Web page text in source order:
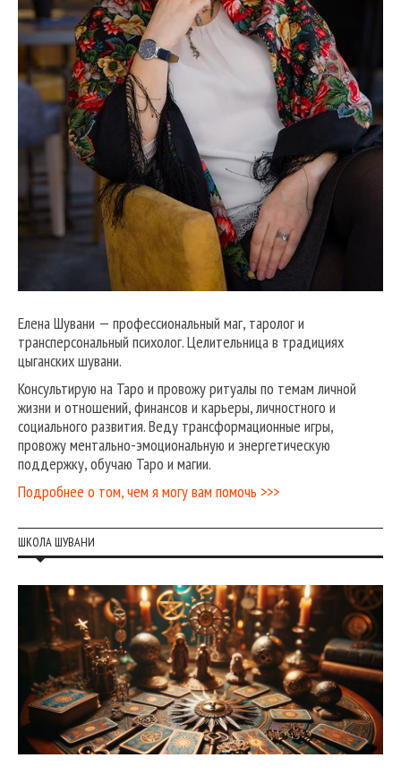
Елена Шувани — профессиональный маг, таролог и
трансперсональный психолог. Целительница в традициях
цыганских шувани.
Консультирую на Таро и провожу ритуалы по темам личной
жизни и отношений, финансов и карьеры, личностного и
социального развития. Веду трансформационные игры,
провожу ментально-эмоциональную и энергетическую
поддержку, обучаю Таро и магии.
Подробнее о том, чем я могу вам помочь >>>
ШКОЛА ШУВАНИ